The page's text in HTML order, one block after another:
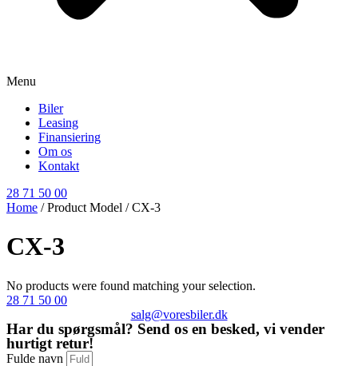
Menu
Biler
Leasing
Finansiering
Om os
Kontakt
28 71 50 00
Home / Product Model / CX-3
CX-3
No products were found matching your selection.
28 71 50 00
salg@voresbiler.dk
Har du spørgsmål? Send os en besked, vi vender
hurtigt retur!
Fulde navn